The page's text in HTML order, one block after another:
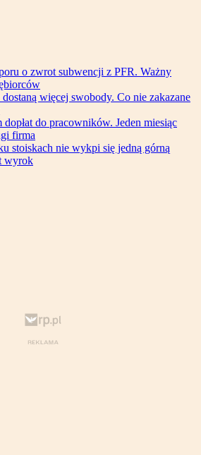
o zwrot subwencji z PFR. Ważny
więcej swobody. Co nie zakazane
do pracowników. Jeden miesiąc
firma
stoiskach nie wykpi się jedną górną
wyrok